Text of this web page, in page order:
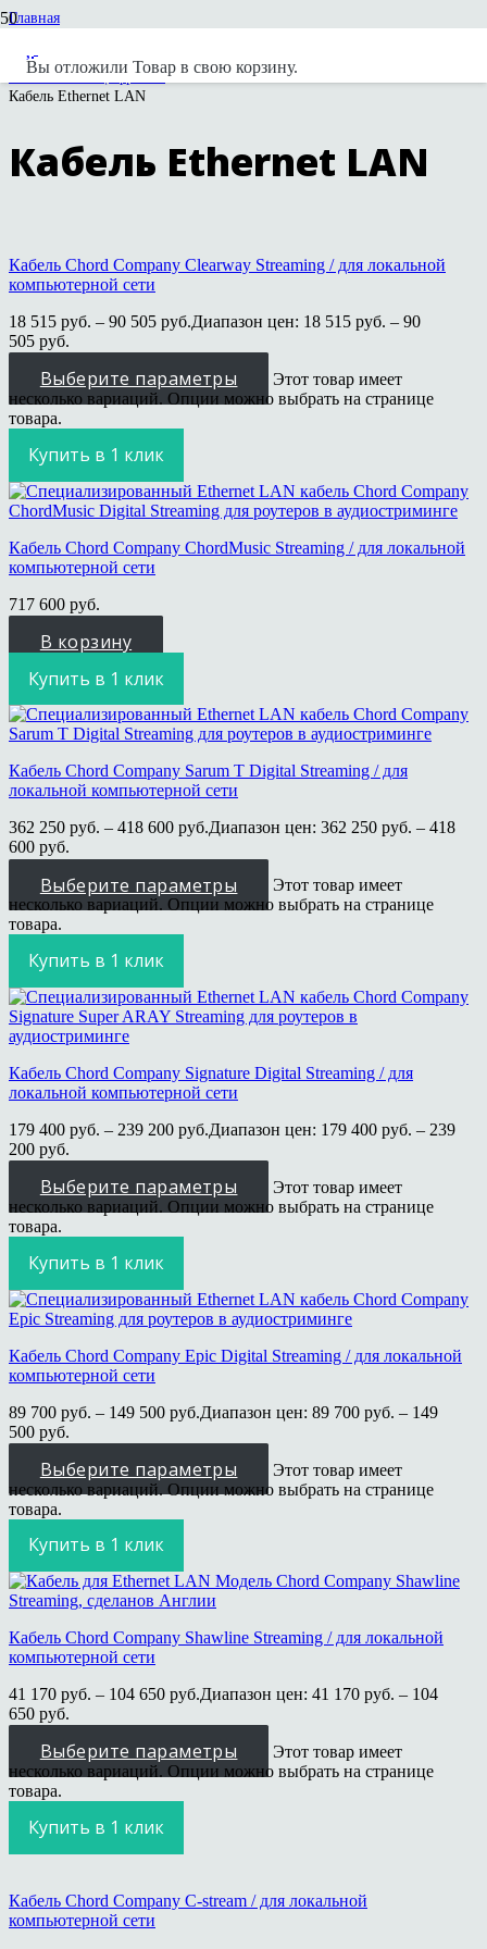
Вы отложили Товар в свою корзину.
Главная
Кабель Hi-Fi
Межблочные цифровые
Кабель Ethernet LAN
Кабель Ethernet LAN
Кабель Chord Company Clearway Streaming / для локальной
компьютерной сети
18 515 руб. – 90 505 руб.Диапазон цен: 18 515 руб. – 90
505 руб.
Выберите параметры
Этот товар имеет
несколько вариаций. Опции можно выбрать на странице
товара.
Купить в 1 клик
Кабель Chord Company ChordMusic Streaming / для локальной
компьютерной сети
717 600 руб.
В корзину
Купить в 1 клик
Кабель Chord Company Sarum T Digital Streaming / для
локальной компьютерной сети
362 250 руб. – 418 600 руб.Диапазон цен: 362 250 руб. – 418
600 руб.
Выберите параметры
Этот товар имеет
несколько вариаций. Опции можно выбрать на странице
товара.
Купить в 1 клик
Кабель Chord Company Signature Digital Streaming / для
локальной компьютерной сети
179 400 руб. – 239 200 руб.Диапазон цен: 179 400 руб. – 239
200 руб.
Выберите параметры
Этот товар имеет
несколько вариаций. Опции можно выбрать на странице
товара.
Купить в 1 клик
Кабель Chord Company Epic Digital Streaming / для локальной
компьютерной сети
89 700 руб. – 149 500 руб.Диапазон цен: 89 700 руб. – 149
500 руб.
Выберите параметры
Этот товар имеет
несколько вариаций. Опции можно выбрать на странице
товара.
Купить в 1 клик
Кабель Chord Company Shawline Streaming / для локальной
компьютерной сети
41 170 руб. – 104 650 руб.Диапазон цен: 41 170 руб. – 104
650 руб.
Выберите параметры
Этот товар имеет
несколько вариаций. Опции можно выбрать на странице
товара.
Купить в 1 клик
Кабель Chord Company C-stream / для локальной
компьютерной сети